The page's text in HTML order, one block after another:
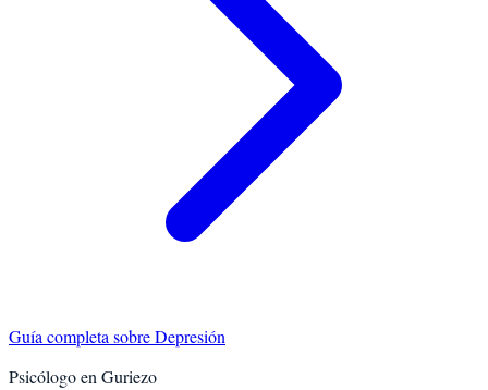
Guía completa sobreDepresión
Psicólogo en Guriezo